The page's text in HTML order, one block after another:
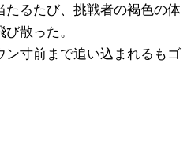
たるたび、挑戦者の褐色の体
散った。
ン寸前まで追い込まれるもゴ